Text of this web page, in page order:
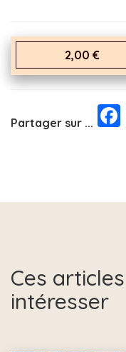
2,00 €
Partager sur ...
Ces
intéresser